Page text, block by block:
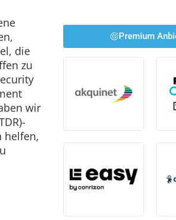
die
zu
wir
helfen,
Premium